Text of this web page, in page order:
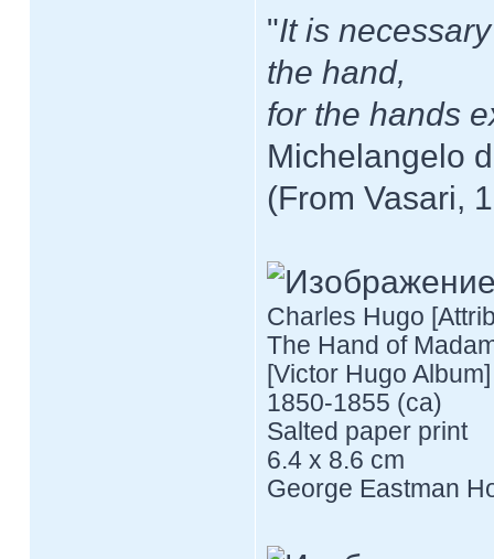
"It is
the hand,
for the hands
Michelangelo
(From Vasari,
Charles Hugo
The Hand of
[Victor Hugo Album]
1850-1855 (ca)
Salted paper print
6.4 x 8.6 cm
George Eastman